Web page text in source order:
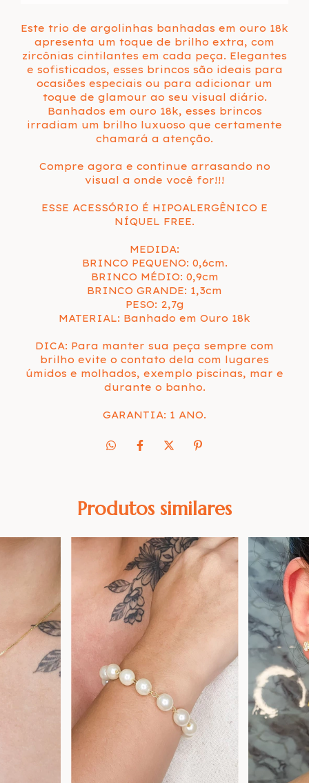
Este trio de argolinhas banhadas em ouro 18k
apresenta um toque de brilho extra, com
zircônias cintilantes em cada peça. Elegantes
e sofisticados, esses brincos são ideais para
ocasiões especiais ou para adicionar um
toque de glamour ao seu visual diário.
Banhados em ouro 18k, esses brincos
irradiam um brilho luxuoso que certamente
chamará a atenção.
Compre agora e continue arrasando no
visual a onde você for!!!
ESSE ACESSÓRIO É HIPOALERGÊNICO E
NÍQUEL FREE.
MEDIDA:
BRINCO PEQUENO: 0,6cm.
BRINCO MÉDIO: 0,9cm
BRINCO GRANDE: 1,3cm
PESO: 2,7g
MATERIAL: Banhado em Ouro 18k
DICA: Para manter sua peça sempre com
brilho evite o contato dela com lugares
úmidos e molhados, exemplo piscinas, mar e
durante o banho.
GARANTIA: 1 ANO.
Produtos similares